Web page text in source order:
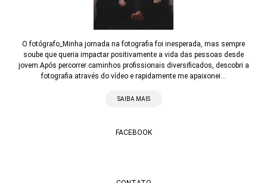
O fotógrafo_Minha jornada na fotografia foi inesperada, mas sempre
soube que queria impactar positivamente a vida das pessoas desde
jovem.Após percorrer caminhos profissionais diversificados, descobri a
fotografia através do vídeo e rapidamente me apaixonei...
SAIBA MAIS
FACEBOOK